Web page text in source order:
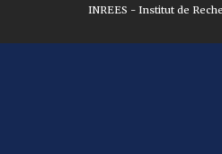
INREES - Institut de